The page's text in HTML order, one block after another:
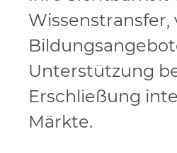
Wissenstransfer,
Unterstützung
Erschließung
Märkte.